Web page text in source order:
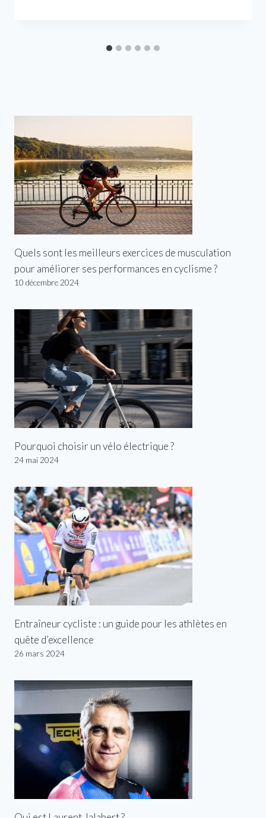
Quels sont les meilleurs exercices de musculation
pour améliorer ses performances en cyclisme ?
10 décembre 2024
Pourquoi choisir un vélo électrique ?
24 mai 2024
Entraîneur cycliste : un guide pour les athlètes en
quête d’excellence
26 mars 2024